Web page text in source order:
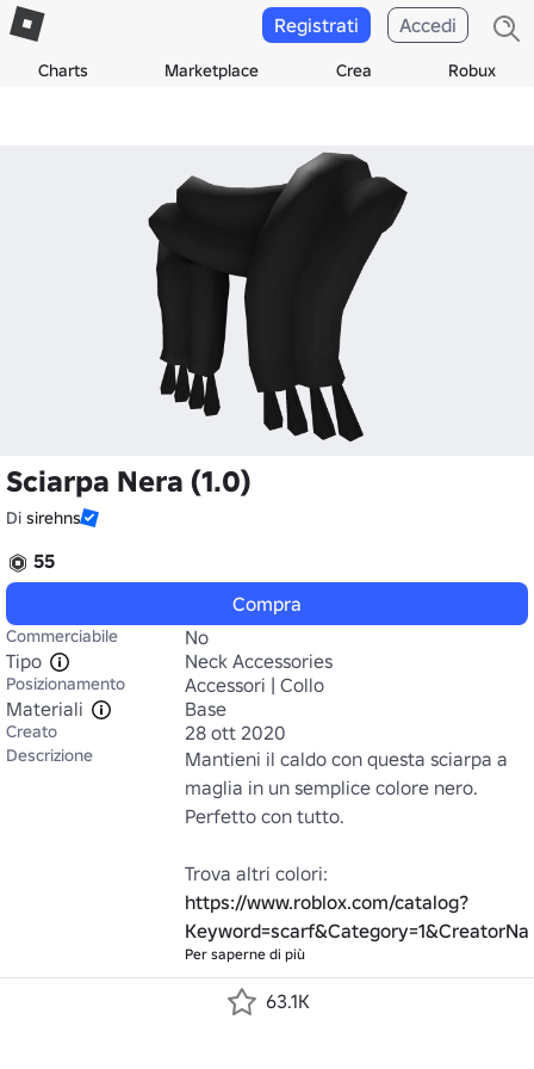
Charts Marketplace Crea Robux
Registrati Accedi
Sciarpa Nera (1.0)
Di sirehns
55
Compra
Commerciabile
No
Tipo
Neck Accessories
Posizionamento
Accessori | Collo
Materiali
Base
Creato 28 ott 2020
Descrizione
Mantieni il caldo con questa sciarpa a
maglia in un semplice colore nero.
Perfetto con tutto.
https://www.roblox.com/catalog?
Per saperne di più
63.1K